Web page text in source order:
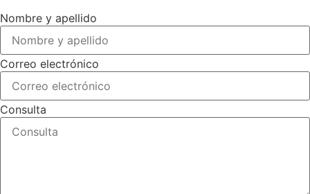
Nombre y apellido
Correo electrónico
Consulta